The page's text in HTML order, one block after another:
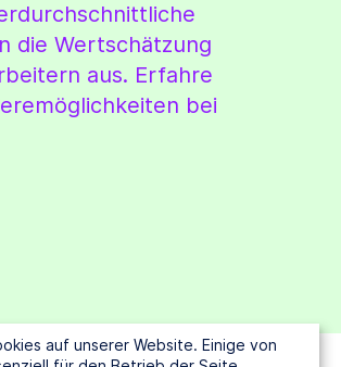
die Wertschätzung
aus. Erfahre
bei
auf unserer Website. Einige von